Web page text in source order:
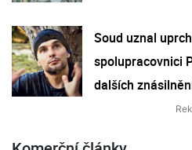
Soud uznal
spolupracovnici
dalších